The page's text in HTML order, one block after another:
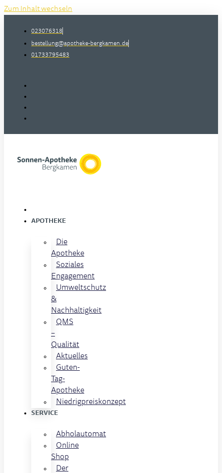
Zum Inhalt wechseln
023076318
bestellung@apotheke-bergkamen.de
01733795483
APOTHEKE
Die
Apotheke
Soziales
Engagement
Umweltschutz
&
Nachhaltigkeit
QMS
–
Qualität
Aktuelles
Guten-
Tag-
Apotheke
Niedrigpreiskonzept
SERVICE
Abholautomat
Online
Shop
Der